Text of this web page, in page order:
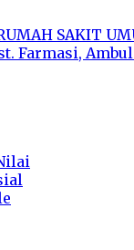
Farmasi,